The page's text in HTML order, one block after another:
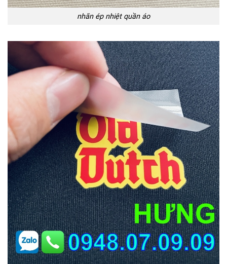
nhãn ép nhiệt quần áo